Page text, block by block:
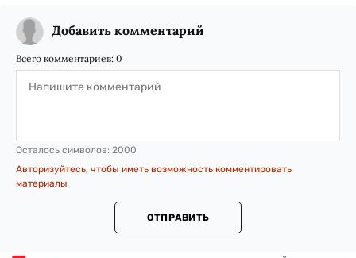
Добавить комментарий
Всего комментариев: 0
Осталось символов: 2000
Авторизуйтесь, чтобы иметь возможность комментировать
материалы
ОТПРАВИТЬ